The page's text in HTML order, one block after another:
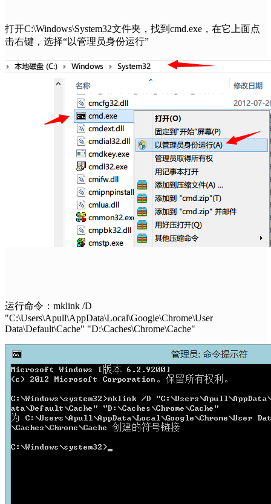
打开C:\Windows\System32文件夹，找到cmd.exe，在它上面点
击右键，选择“以管理员身份运行”
运行命令：mklink /D
"C:\Users\Apull\AppData\Local\Google\Chrome\User
Data\Default\Cache" "D:\Caches\Chrome\Cache"